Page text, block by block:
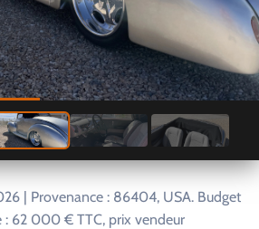
| Provenance : 86404, USA. Budget
: 62 000 € TTC, prix vendeur